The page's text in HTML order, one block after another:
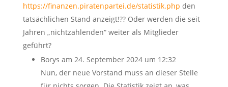
https://finanzen.piratenpartei.de/statistik.php den
tatsächlichen Stand anzeigt!?? Oder werden die seit
Jahren „nichtzahlenden“ weiter als Mitglieder
geführt?
Borys am 24. September 2024 um 12:32
Nun, der neue Vorstand muss an dieser Stelle